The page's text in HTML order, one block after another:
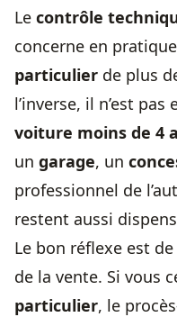
Le contrôle
concerne en
particulier de plus
l’inverse, il n’est
voiture moins de 4
un garage, un
professionnel de
restent aussi
Le bon réflexe est
de la vente. Si vous
particulier, le